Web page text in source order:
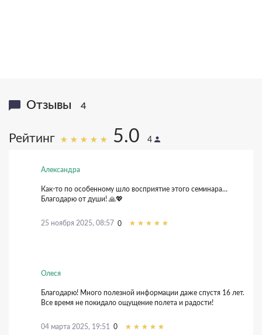
Отзывы 4
Рейтинг 5.0 4
Александра
Как-то по особенному шло восприятие этого семинара…
Благодарю от души! 🙏💖
25 ноября 2025, 08:57 0
Олеся
Благодарю! Много полезной информации даже спустя 16 лет.
Все время не покидало ощущение полета и радости!
04 марта 2025, 19:51 0